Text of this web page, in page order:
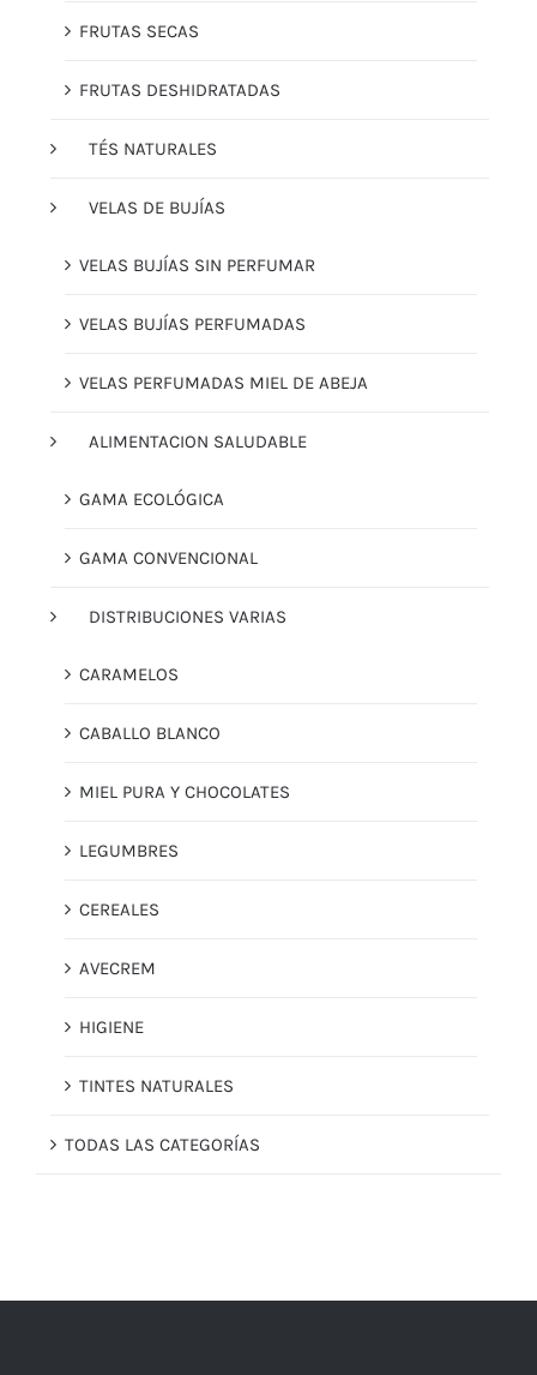
FRUTAS SECAS
FRUTAS DESHIDRATADAS
TÉS NATURALES
VELAS DE BUJÍAS
VELAS BUJÍAS SIN PERFUMAR
VELAS BUJÍAS PERFUMADAS
VELAS PERFUMADAS MIEL DE ABEJA
ALIMENTACION SALUDABLE
GAMA ECOLÓGICA
GAMA CONVENCIONAL
DISTRIBUCIONES VARIAS
CARAMELOS
CABALLO BLANCO
MIEL PURA Y CHOCOLATES
LEGUMBRES
CEREALES
AVECREM
HIGIENE
TINTES NATURALES
TODAS LAS CATEGORÍAS